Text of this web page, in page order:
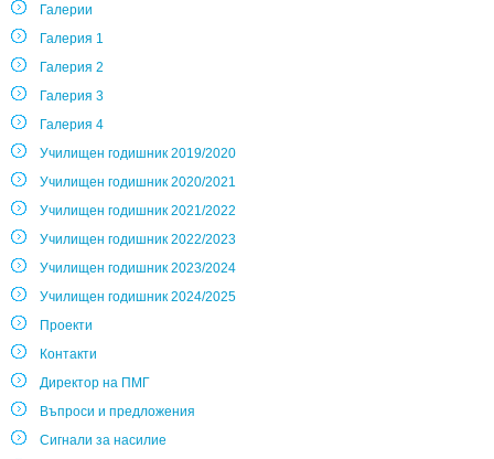
Галерии
Галерия 1
Галерия 2
Галерия 3
Галерия 4
Училищен годишник 2019/2020
Училищен годишник 2020/2021
Училищен годишник 2021/2022
Училищен годишник 2022/2023
Училищен годишник 2023/2024
Училищен годишник 2024/2025
Проекти
Контакти
Директор на ПМГ
Въпроси и предложения
Сигнали за насилие